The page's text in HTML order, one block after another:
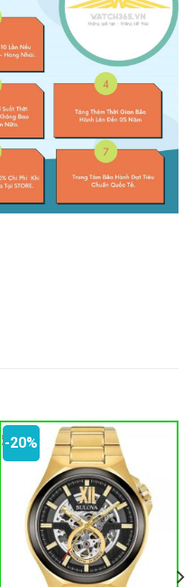
-20%